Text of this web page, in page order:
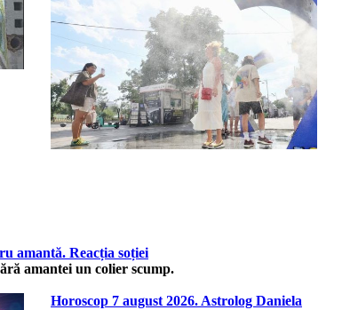
amantă. Reacția soției
amantei un colier scump.
Horoscop 7 august 2026. Astrolog Daniela